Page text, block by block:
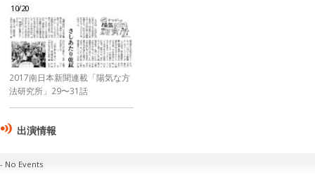
10/20
2017南日本新聞連載「陽気な方
法研究所」29〜31話
出演情報
No Events